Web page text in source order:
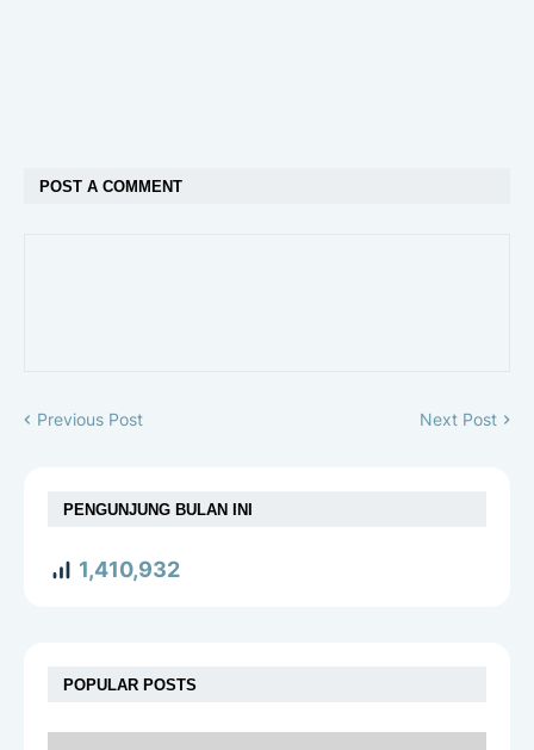
POST A COMMENT
Previous Post Next Post
PENGUNJUNG BULAN INI
1,410,932
POPULAR POSTS